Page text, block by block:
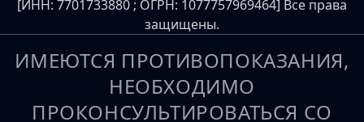
[ИНН: 7701733880 ; ОГРН: 1077757969464] Все права
защищены.
ИМЕЮТСЯ ПРОТИВОПОКАЗАНИЯ,
НЕОБХОДИМО
ПРОКОНСУЛЬТИРОВАТЬСЯ СО